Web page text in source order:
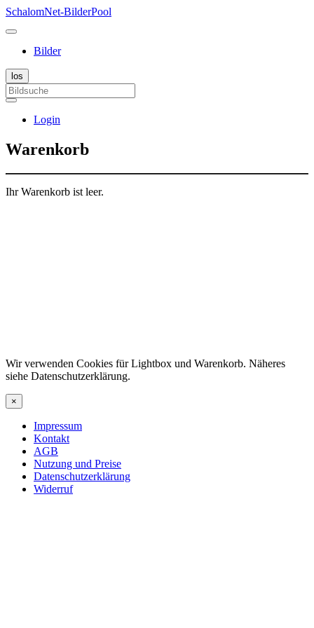
SchalomNet-BilderPool
Bilder
Login
Warenkorb
Ihr Warenkorb ist leer.
Wir verwenden Cookies für Lightbox und Warenkorb. Näheres
siehe Datenschutzerklärung.
×
Impressum
Kontakt
AGB
Nutzung und Preise
Datenschutzerklärung
Widerruf